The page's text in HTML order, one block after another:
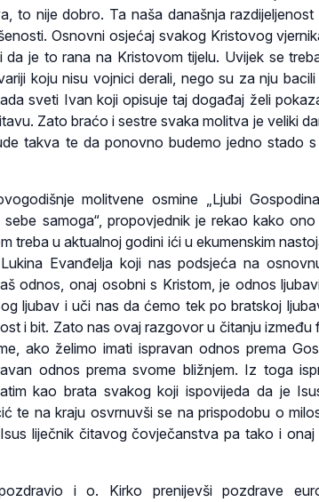
to nije dobro. Ta naša današnja razdijeljenost
Osnovni osjećaj svakog Kristovog
je to rana na Kristovom tijelu. Uvijek se
koju nisu vojnici derali, nego su za nju
sveti Ivan koji opisuje taj događaj želi
Zato braćo i sestre svaka molitva je veliki
takva te da ponovno budemo jedno stado s
molitvene osmine „Ljubi
samoga“, propovjednik je rekao kako ono
treba u aktualnoj godini ići u ekumenskim
Evanđelja koji nas podsjeća na
odnos, onaj osobni s Kristom, je odnos
ljubav i uči nas da ćemo tek po bratskoj
i bit. Zato nas ovaj razgovor u čitanju između
ako želimo imati ispravan odnos prema
odnos prema svome bližnjem. Iz toga
kao brata svakog koji ispovijeda da je
te na kraju osvrnuvši se na prispodobu o
liječnik čitavog čovječanstva pa tako i onaj
i o. Kirko prenijevši pozdrave